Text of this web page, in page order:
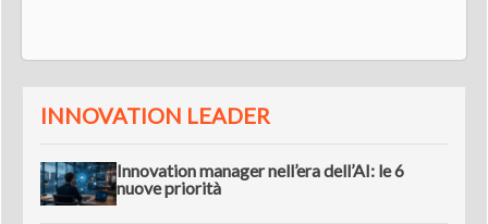
INNOVATION LEADER
Innovation manager nell’era dell’AI: le 6
nuove priorità